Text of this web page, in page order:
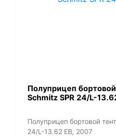
Полуприцеп
Schmitz SPR 24/L-
Полуприцеп бортовой
24/L-13.62 EB, 2007